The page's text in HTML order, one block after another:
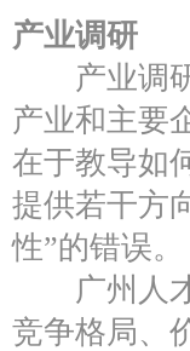
产业调研
产业调研
产业和主要
在于教导如
提供若干方
性”的错误。
广州人才
竞争格局、